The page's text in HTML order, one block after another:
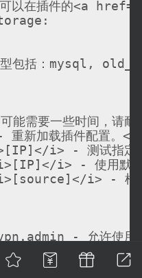
功能、
...
的功能等
行反馈
可以在插件的<a
型包括：mysql,
需要一些时间，请耐
新加载插件配置。
i> - 测试指定
i> - 使用默
i> - 根据
- 允许
节点的玩家将完全绕